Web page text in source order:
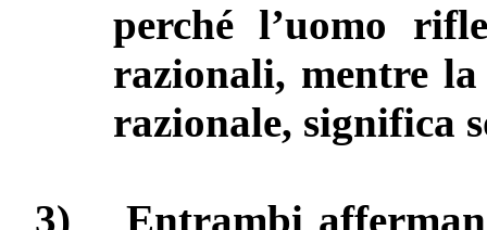
perché l’uomo
razionali, mentre la
razionale, significa
3)
Entrambi